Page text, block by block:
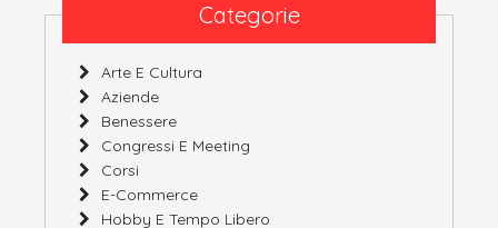
Categorie
Arte E Cultura
Aziende
Benessere
Congressi E Meeting
Corsi
E-Commerce
Hobby E Tempo Libero